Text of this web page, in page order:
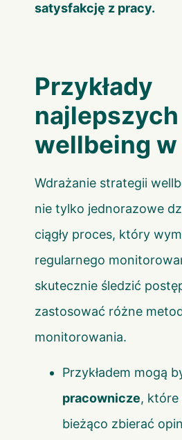
satysfakcję z pracy.
Przykłady
wellbeing
Wdrażanie strategii
nie tylko jednorazowe
ciągły proces, który
regularnego
skutecznie śledzić
zastosować różne
monitorowania.
Przykładem mogą
pracownicze, które
bieżąco zbierać